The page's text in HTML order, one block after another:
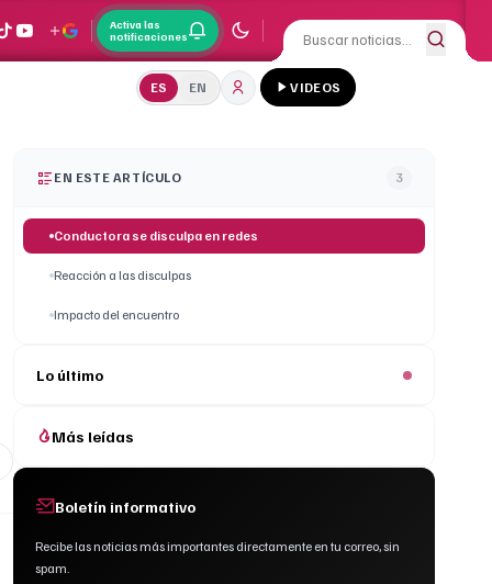
Activa las
notificaciones
ES EN VIDEOS
EN ESTE ARTÍCULO 3
Conductora se disculpa en redes
Reacción a las disculpas
Impacto del encuentro
Lo último
Más leídas
Boletín informativo
Recibe las noticias más importantes directamente en tu correo, sin
spam.